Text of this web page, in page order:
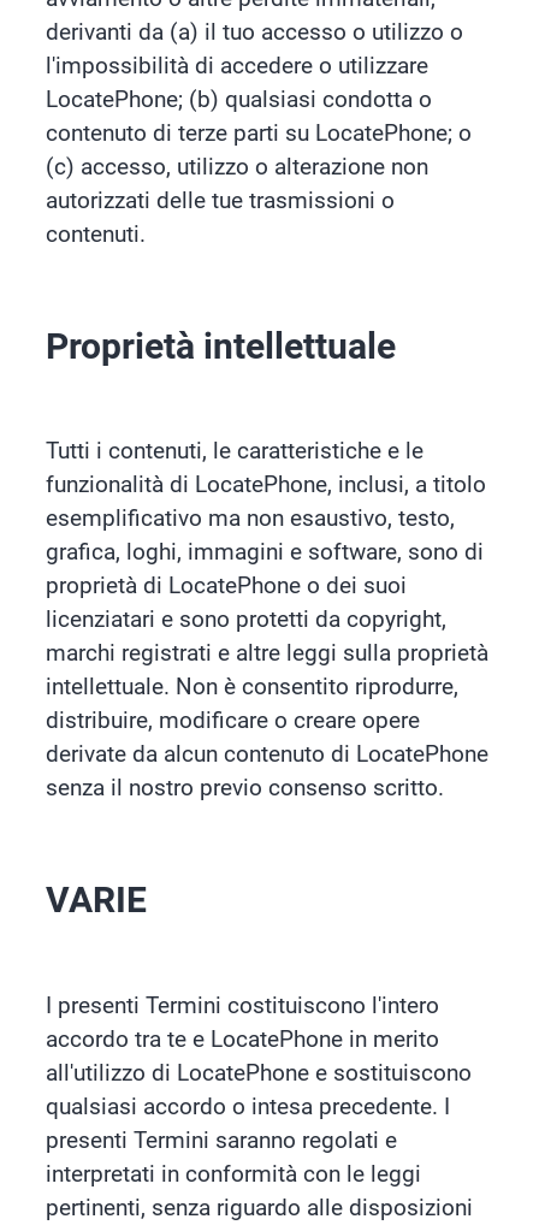
derivanti da (a) il tuo accesso o utilizzo o
l'impossibilità di accedere o utilizzare
LocatePhone; (b) qualsiasi condotta o
contenuto di terze parti su LocatePhone; o
(c) accesso, utilizzo o alterazione non
autorizzati delle tue trasmissioni o
contenuti.
Proprietà intellettuale
Tutti i contenuti, le caratteristiche e le
funzionalità di LocatePhone, inclusi, a titolo
esemplificativo ma non esaustivo, testo,
grafica, loghi, immagini e software, sono di
proprietà di LocatePhone o dei suoi
licenziatari e sono protetti da copyright,
marchi registrati e altre leggi sulla proprietà
intellettuale. Non è consentito riprodurre,
distribuire, modificare o creare opere
derivate da alcun contenuto di LocatePhone
senza il nostro previo consenso scritto.
VARIE
I presenti Termini costituiscono l'intero
accordo tra te e LocatePhone in merito
all'utilizzo di LocatePhone e sostituiscono
qualsiasi accordo o intesa precedente. I
presenti Termini saranno regolati e
interpretati in conformità con le leggi
pertinenti, senza riguardo alle disposizioni